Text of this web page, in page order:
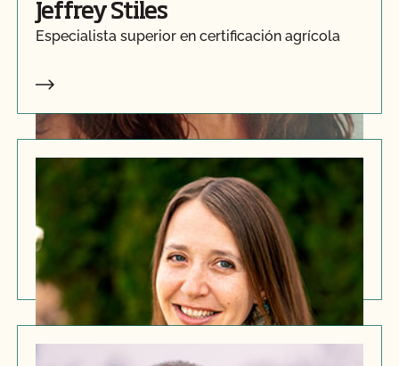
Jeffrey Stiles
Especialista superior en certificación agrícola
Abril Hammerand
Especialista superior en certificación agrícola